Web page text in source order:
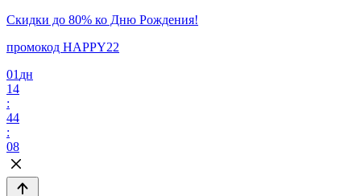
Скидки до 80% ко Дню Рождения!
промокод HAPPY22
01 дн
14
:
44
:
08